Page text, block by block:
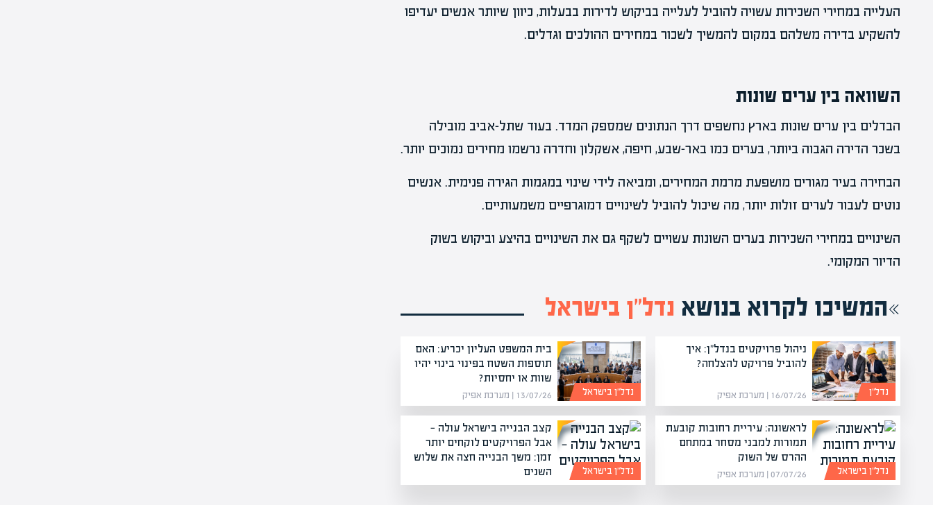
העלייה במחירי השכירות עשויה להוביל לעלייה בביקוש לדירות בבעלות, כיוון שיותר אנשים יעדיפו
להשקיע בדירה משלהם במקום להמשיך לשכור במחירים ההולכים וגדלים.
השוואה בין ערים שונות
הבדלים בין ערים שונות בארץ נחשפים דרך הנתונים שמספק המדד. בעוד שתל-אביב מובילה
בשכר הדירה הגבוה ביותר, בערים כמו באר-שבע, חיפה, אשקלון וחדרה נרשמו מחירים נמוכים יותר.
הבחירה בעיר מגורים מושפעת מרמת המחירים, ומביאה לידי שינוי במגמות הגירה פנימית. אנשים
נוטים לעבור לערים זולות יותר, מה שיכול להוביל לשינויים דמוגרפיים משמעותיים.
השינויים במחירי השכירות בערים השונות עשויים לשקף גם את השינויים בהיצע וביקוש בשוק
הדיור המקומי.
המשיכו לקרוא בנושא נדל”ן בישראל
ניהול פרויקטים בנדל"ן: איך
להוביל פרויקט להצלחה?
16/07/26 | מערכת אפיק נדל”ן
בית המשפט העליון יכריע: האם
תוספות השטח בפינוי בינוי יהיו
שוות או יחסיות?
13/07/26 | מערכת אפיק נדל”ן בישראל
לראשונה: עיריית רחובות קובעת
תמורות למבני מסחר במתחם
ההרס של השוק
07/07/26 | מערכת אפיק נדל”ן בישראל
קצב הבנייה בישראל עולה —
אבל הפרויקטים לוקחים יותר
זמן: משך הבנייה חצה את שלוש
השנים
נדל”ן בישראל